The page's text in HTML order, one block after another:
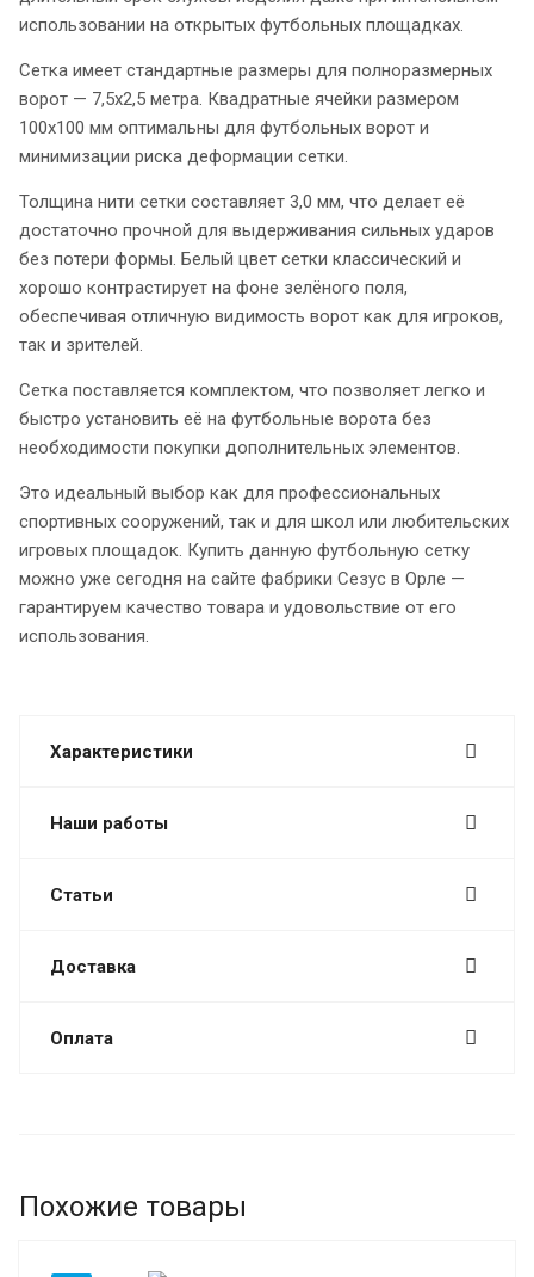
использовании на открытых футбольных площадках.
Сетка имеет стандартные размеры для полноразмерных
ворот — 7,5х2,5 метра. Квадратные ячейки размером
100x100 мм оптимальны для футбольных ворот и
минимизации риска деформации сетки.
Толщина нити сетки составляет 3,0 мм, что делает её
достаточно прочной для выдерживания сильных ударов
без потери формы. Белый цвет сетки классический и
хорошо контрастирует на фоне зелёного поля,
обеспечивая отличную видимость ворот как для игроков,
так и зрителей.
Сетка поставляется комплектом, что позволяет легко и
быстро установить её на футбольные ворота без
необходимости покупки дополнительных элементов.
Это идеальный выбор как для профессиональных
спортивных сооружений, так и для школ или любительских
игровых площадок. Купить данную футбольную сетку
можно уже сегодня на сайте фабрики Сезус в Орле —
гарантируем качество товара и удовольствие от его
использования.
Характеристики
Наши работы
Статьи
Доставка
Оплата
Похожие товары